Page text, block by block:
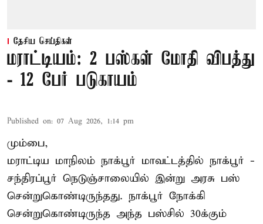
தேசிய செய்திகள்
மராட்டியம்: 2 பஸ்கள் மோதி விபத்து
- 12 பேர் படுகாயம்
Published on: 07 Aug 2026, 1:14 pm
மும்பை,
மராட்டிய மாநிலம் நாக்பூர் மாவட்டத்தில் நாக்பூர் -
சந்திரப்பூர் நெடுஞ்சாலையில் இன்று அரசு பஸ்
சென்றுகொண்டிருந்தது. நாக்பூர் நோக்கி
சென்றுகொண்டிருந்த அந்த பஸ்சில் 30க்கும்